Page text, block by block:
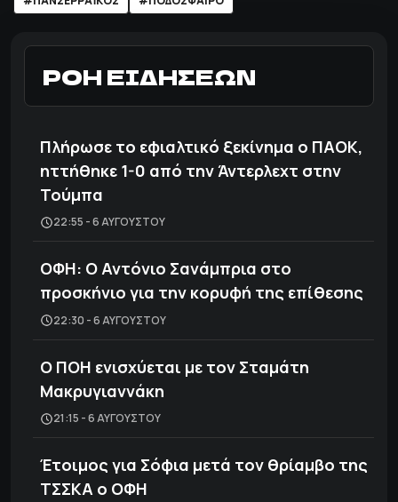
ΡΟΗ ΕΙΔΗΣΕΩΝ
Πλήρωσε το εφιαλτικό ξεκίνημα ο ΠΑΟΚ,
ηττήθηκε 1-0 από την Άντερλεχτ στην
Τούμπα
22:55 - 6 ΑΥΓΟΎΣΤΟΥ
ΟΦΗ: Ο Αντόνιο Σανάμπρια στο
προσκήνιο για την κορυφή της επίθεσης
22:30 - 6 ΑΥΓΟΎΣΤΟΥ
Ο ΠΟΗ ενισχύεται με τον Σταμάτη
Μακρυγιαννάκη
21:15 - 6 ΑΥΓΟΎΣΤΟΥ
Έτοιμος για Σόφια μετά τον θρίαμβο της
ΤΣΣΚΑ ο ΟΦΗ